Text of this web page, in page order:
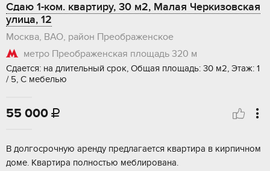
Сдаю 1-ком. квартиру, 30 м2, Малая Черкизовская
улица, 12
Москва, ВАО, район Преображенское
метро Преображенская площадь 320 м
Сдается: на длительный срок, Общая площадь: 30 м2, Этаж: 1
/ 5, С мебелью
55 000 
В долгосрочную аренду предлагается квартира в кирпичном
доме. Квартира полностью меблирована.